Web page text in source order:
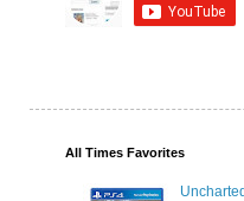
All Times Favorites